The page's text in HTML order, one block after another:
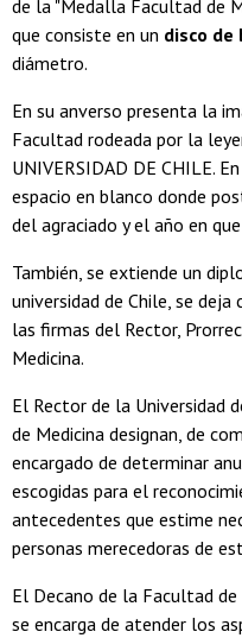
de la "Medalla Facultad de
que consiste en un disco de
diámetro.
En su anverso presenta la
Facultad rodeada por la
UNIVERSIDAD DE CHILE.
espacio en blanco donde
del agraciado y el año en
También, se extiende un
universidad de Chile, se
las firmas del Rector,
Medicina.
El Rector de la Universidad
de Medicina designan, de
encargado de determinar
escogidas para el
antecedentes que estime
personas merecedoras de
El Decano de la Facultad de
se encarga de atender los